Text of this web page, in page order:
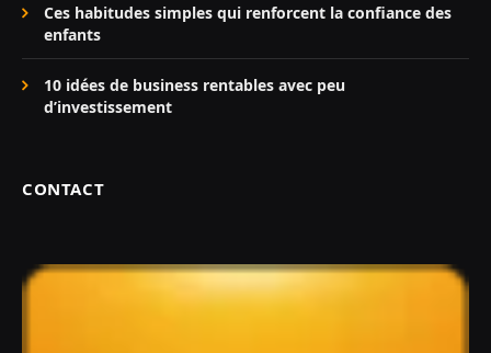
Ces habitudes simples qui renforcent la confiance des
enfants
10 idées de business rentables avec peu
d’investissement
CONTACT